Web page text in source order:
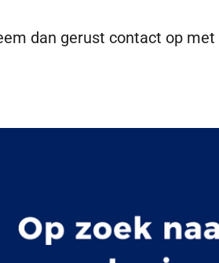
dan gerust contact op met